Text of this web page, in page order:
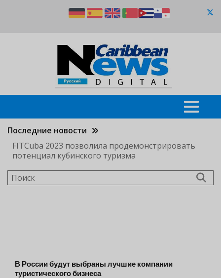
Последние новости
FITCuba 2023 позволила продемонстрировать
потенциал кубинского туризма
Поиск
В России будут выбраны лучшие компании
туристического бизнеса